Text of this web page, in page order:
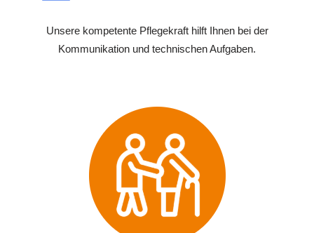
Unsere kompetente Pflegekraft hilft Ihnen bei der
Kommunikation und technischen Aufgaben.